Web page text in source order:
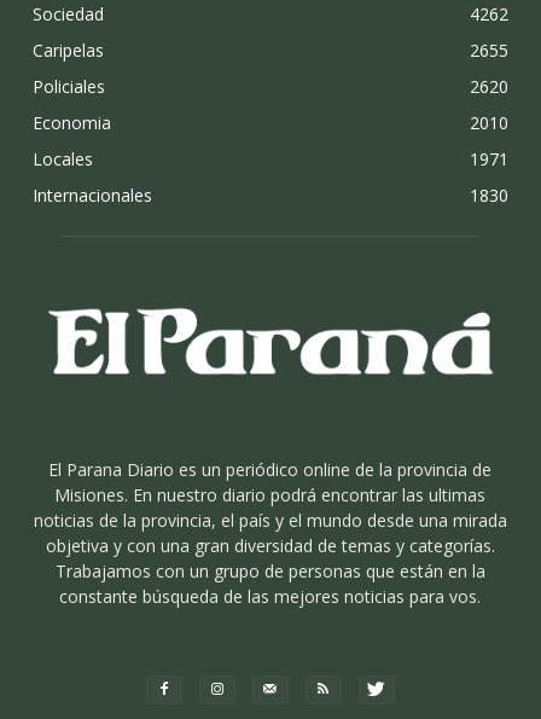
Sociedad
4262
Caripelas
2655
Policiales
2620
Economia
2010
Locales
1971
Internacionales
1830
El Parana Diario es un periódico online de la provincia de
Misiones. En nuestro diario podrá encontrar las ultimas
noticias de la provincia, el país y el mundo desde una mirada
objetiva y con una gran diversidad de temas y categorías.
Trabajamos con un grupo de personas que están en la
constante búsqueda de las mejores noticias para vos.